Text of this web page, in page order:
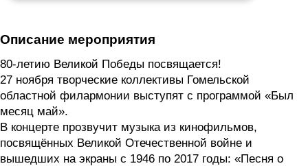
Описание мероприятия
80-летию Великой Победы посвящается!
27 ноября творческие коллективы Гомельской
областной филармонии выступят с программой «Был
месяц май».
В концерте прозвучит музыка из кинофильмов,
посвящённых Великой Отечественной войне и
вышедших на экраны с 1946 по 2017 годы: «Песня о